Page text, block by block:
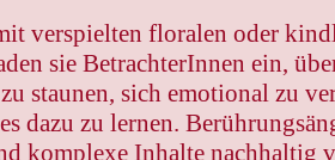
verspielten floralen oder
sie BetrachterInnen ein,
staunen, sich emotional zu
dazu zu lernen.
komplexe Inhalte nachhaltig